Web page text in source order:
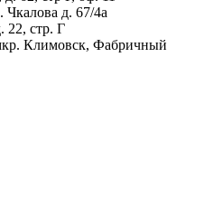
д. 67/4а
22, стр. Г
Климовск, Фабричный